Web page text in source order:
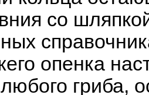
со
опенка
гриба,